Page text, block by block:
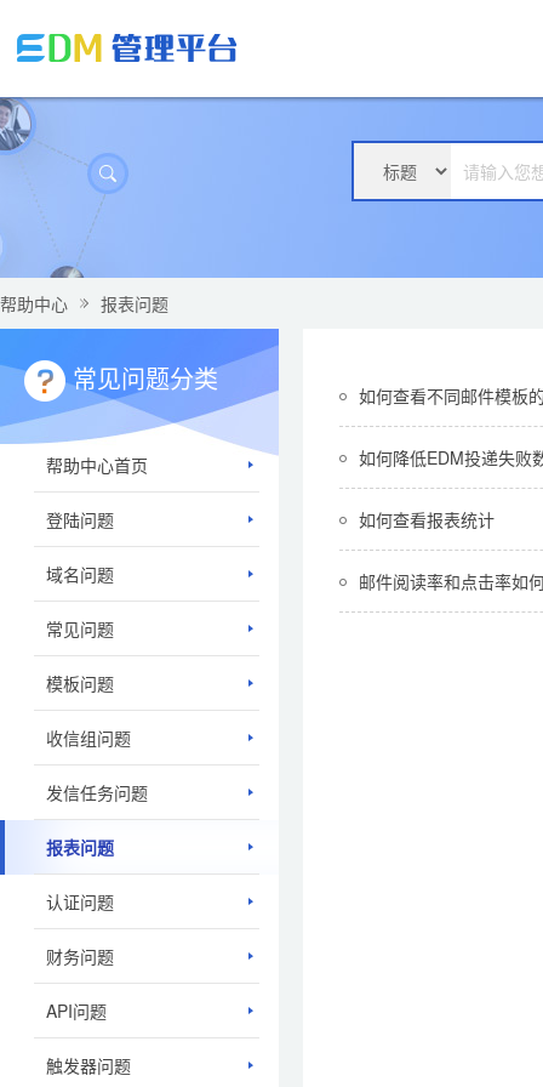
帮助中心 报表问题
常见问题分类
帮助中心首页
登陆问题
域名问题
常见问题
模板问题
收信组问题
发信任务问题
报表问题
认证问题
财务问题
API问题
触发器问题
如何查看不同邮件模板
如何降低EDM投递失败
如何查看报表统计
邮件阅读率和点击率如